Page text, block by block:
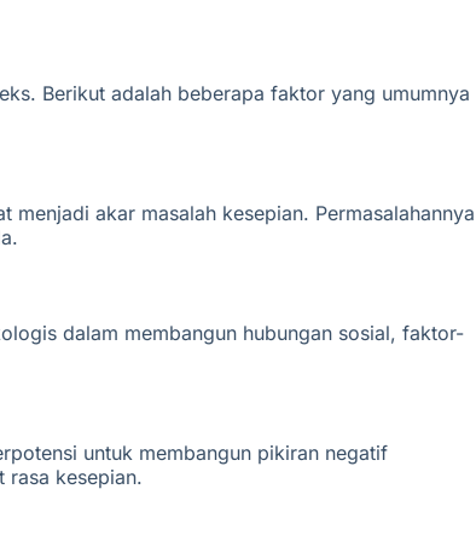
Berikut adalah beberapa faktor yang umumnya
akar masalah kesepian. Permasalahannya
dalam membangun hubungan sosial, faktor-
untuk membangun pikiran negatif
rasa kesepian.